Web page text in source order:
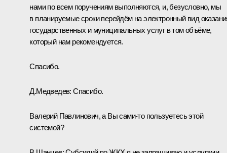
нами по всем поручениям выполняются, и, безусловно, мы
в планируемые сроки перейдём на электронный вид
государственных и муниципальных услуг в том объёме,
который нам рекомендуется.
Спасибо.
Д.Медведев: Спасибо.
Валерий Павлинович, а Вы сами‑то пользуетесь этой
системой?